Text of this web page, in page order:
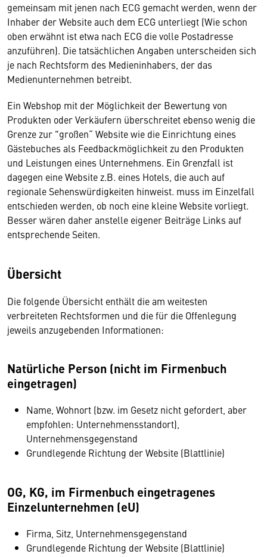
gemeinsam mit jenen nach ECG gemacht werden, wenn der
Inhaber der Website auch dem ECG unterliegt (Wie schon
oben erwähnt ist etwa nach ECG die volle Postadresse
anzuführen). Die tatsächlichen Angaben unterscheiden sich
je nach Rechtsform des Medieninhabers, der das
Medienunternehmen betreibt.
Ein Webshop mit der Möglichkeit der Bewertung von
Produkten oder Verkäufern überschreitet ebenso wenig die
Grenze zur "großen“ Website wie die Einrichtung eines
Gästebuches als Feedbackmöglichkeit zu den Produkten
und Leistungen eines Unternehmens. Ein Grenzfall ist
dagegen eine Website z.B. eines Hotels, die auch auf
regionale Sehenswürdigkeiten hinweist. muss im Einzelfall
entschieden werden, ob noch eine kleine Website vorliegt.
Besser wären daher anstelle eigener Beiträge Links auf
entsprechende Seiten.
Übersicht
Die folgende Übersicht enthält die am weitesten
verbreiteten Rechtsformen und die für die Offenlegung
jeweils anzugebenden Informationen:
Natürliche Person (nicht im Firmenbuch
eingetragen)
Name, Wohnort (bzw. im Gesetz nicht gefordert, aber
empfohlen: Unternehmensstandort),
Unternehmensgegenstand
Grundlegende Richtung der Website (Blattlinie)
OG, KG, im Firmenbuch eingetragenes
Einzelunternehmen (eU)
Firma, Sitz, Unternehmensgegenstand
Grundlegende Richtung der Website (Blattlinie)